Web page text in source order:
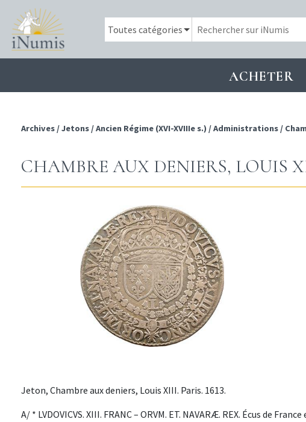
ACHETER
Archives /Jetons /Ancien Régime (XVI-XVIIIe s.) /Administrations /
CHAMBRE AUX DENIERS, LOUIS
Jeton, Chambre aux deniers, Louis XIII. Paris. 1613.
A/ * LVDOVICVS. XIII. FRANC – ORVM. ET. NAVARÆ. REX. Écus de